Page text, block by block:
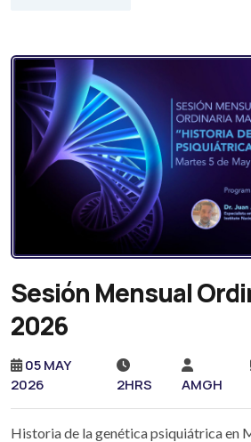
Sesión Mensual
2026
05 MAY
2026
2HRS AMGH
Historia de la genética psiquiátrica en